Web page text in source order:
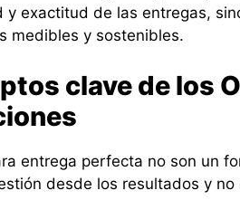
y exactitud de las entregas,
medibles y sostenibles.
clave de los
entrega perfecta no son un
desde los resultados y